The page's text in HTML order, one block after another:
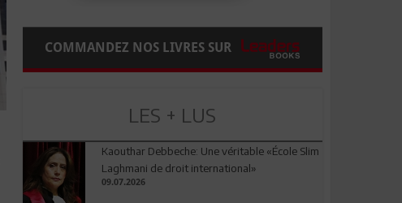
COMMANDEZ NOS LIVRES SUR
LES + LUS
Kaouthar Debbeche: Une véritable «École Slim
Laghmani de droit international»
09.07.2026